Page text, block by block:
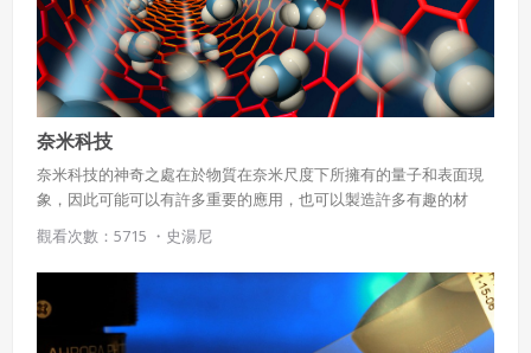
奈米科技
奈米科技的神奇之處在於物質在奈米尺度下所擁有的量子和表面現
象，因此可能可以有許多重要的應用，也可以製造許多有趣的材
質。
觀看次數：5715 ・ 史湯尼